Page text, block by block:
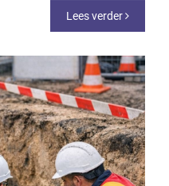
Lees verder